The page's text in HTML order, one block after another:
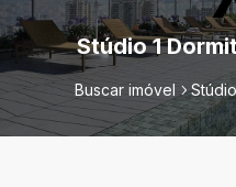
Stúdio 1
Buscar imóvel